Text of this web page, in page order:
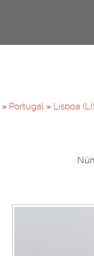
» Portugal » Lisboa